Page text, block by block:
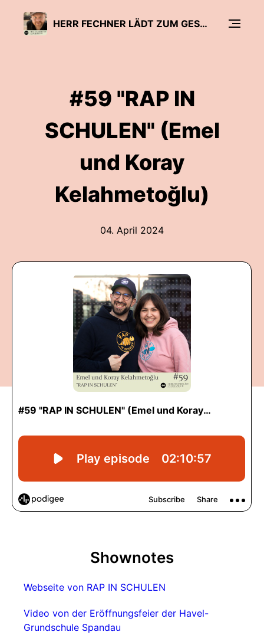
HERR FECHNER LÄDT ZUM GESPRÄCH - DER BILDUNGSPODCAST
#59 "RAP IN
SCHULEN" (Emel
und Koray
Kelahmetoğlu)
04. April 2024
Shownotes
Webseite von RAP IN SCHULEN
Video von der Eröffnungsfeier der Havel-
Grundschule Spandau